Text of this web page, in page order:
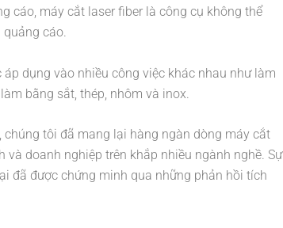
cáo, máy cắt laser fiber là công cụ không thể
quảng cáo.
dụng vào nhiều công việc khác nhau như làm
bằng sắt, thép, nhôm và inox.
tôi đã mang lại hàng ngàn dòng máy cắt
doanh nghiệp trên khắp nhiều ngành nghề. Sự
đã được chứng minh qua những phản hồi tích